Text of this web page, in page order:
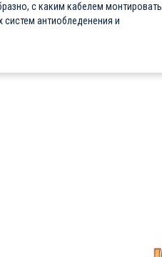
с каким кабелем монтировать.
антиобледенения и